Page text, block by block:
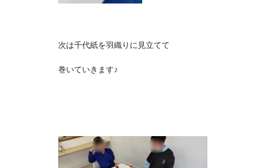
次は千代紙を羽織りに見立てて
巻いていきます♪